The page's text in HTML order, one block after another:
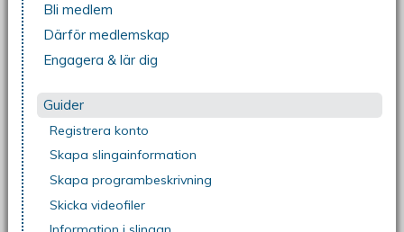
Bli medlem
Därför medlemskap
Engagera & lär dig
Guider
Registrera konto
Skapa slingainformation
Skapa programbeskrivning
Skicka videofiler